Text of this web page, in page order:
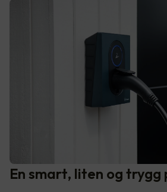
En smart, liten og trygg